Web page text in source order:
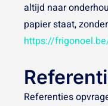
altijd naar
papier staat,
https://
Referenties